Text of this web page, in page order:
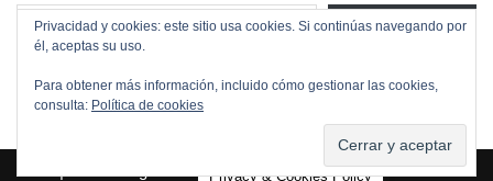
Suscribirse
Privacy & Cookies Policy
Privacidad y cookies: este sitio usa cookies. Si continúas navegando por
él, aceptas su uso.
Para obtener más información, incluido cómo gestionar las cookies,
consulta: Política de cookies